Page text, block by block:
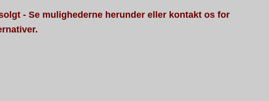
- Se mulighederne herunder eller kontakt os for